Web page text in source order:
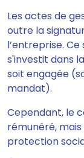
Les actes de
outre la
l’entreprise.
s'investit dans
soit engagée
mandat).
Cependant, le
rémunéré,
protection